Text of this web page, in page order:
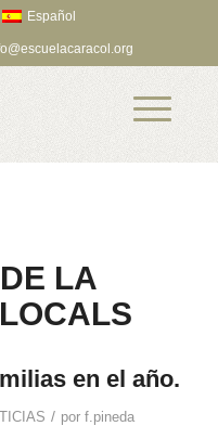
Español
LA
LOCALS
en el año.
/ por f.pineda